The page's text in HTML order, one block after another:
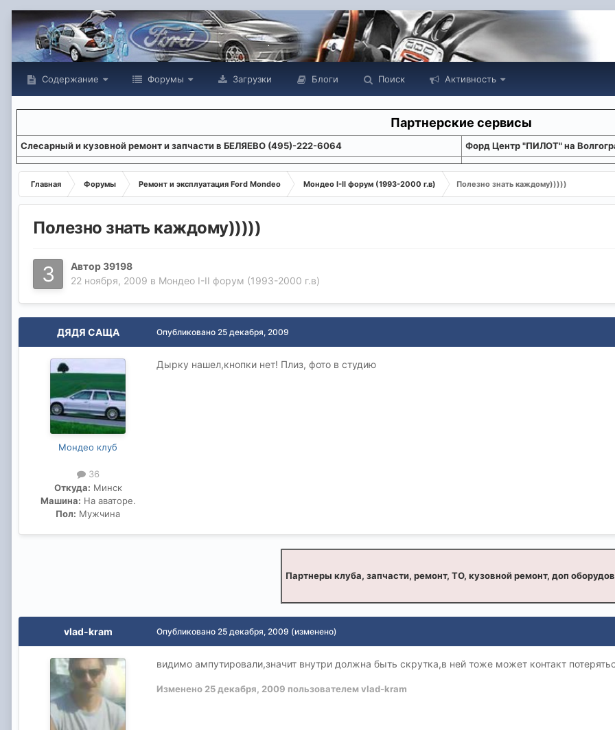
Содержание Форумы Загрузки Блоги Поиск Активность
Партнерские сервисы
Слесарный и кузовной ремонт и запчасти в БЕЛЯЕВО (495)-222-6064 Форд Центр "ПИЛОТ" на
Главная Форумы Ремонт и эксплуатация Ford Mondeo Мондео I-II форум (1993-2000 г.в) Полезно знать каждому)))))
Полезно знать каждому)))))
Автор 39198
22 ноября, 2009 в Мондео I-II форум (1993-2000 г.в)
ДЯДЯ САЩА
Мондео клуб
36
Откуда: Минск
Машина: На аваторе.
Пол: Мужчина
Опубликовано 25 декабря, 2009
Дырку нашел,кнопки нет! Плиз, фото в студию
Партнеры клуба, запчасти, ремонт, ТО, кузовной ремонт, доп
vlad-kram Опубликовано 25 декабря, 2009 (изменено)
видимо ампутировали,значит внутри должна быть скрутка,в ней тоже может контакт
Изменено 25 декабря, 2009 пользователем vlad-kram